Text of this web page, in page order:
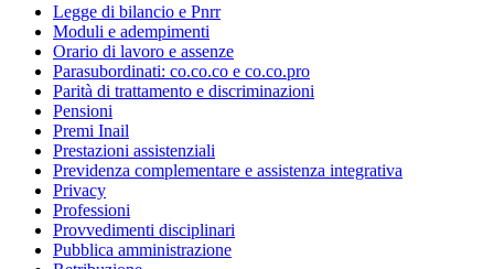
Legge di bilancio e Pnrr
Moduli e adempimenti
Orario di lavoro e assenze
Parasubordinati: co.co.co e co.co.pro
Parità di trattamento e discriminazioni
Pensioni
Premi Inail
Prestazioni assistenziali
Previdenza complementare e assistenza integrativa
Privacy
Professioni
Provvedimenti disciplinari
Pubblica amministrazione